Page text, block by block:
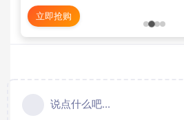
立即抢购
说点什么吧...